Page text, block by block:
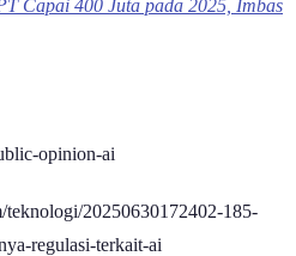
Capai 400 Juta pada 2025, Imbas
opinion-ai
20250630172402-185-
regulasi-terkait-ai